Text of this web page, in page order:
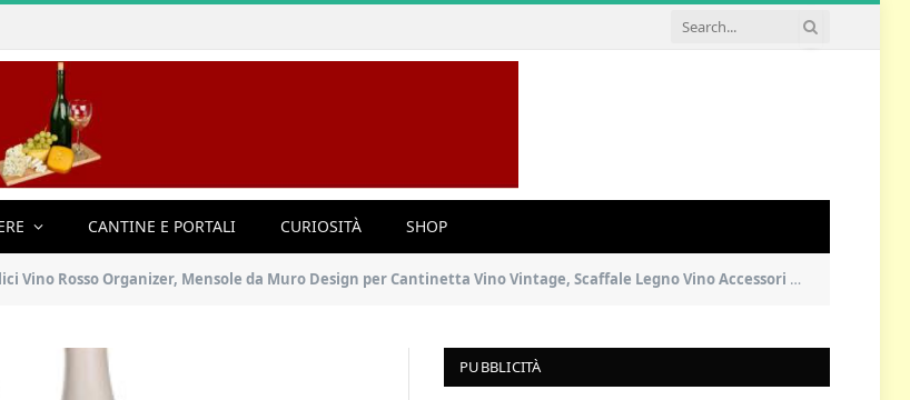
CANTINE E PORTALI CURIOSITÀ SHOP
Mensole da Muro Design per Cantinetta Vino Vintage, Scaffale Legno Vino Accessori per Sala da Pranzo, Camera da Letto e Cucina
PUBBLICITÀ